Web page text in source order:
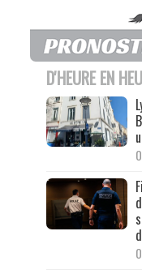
D'HEURE EN